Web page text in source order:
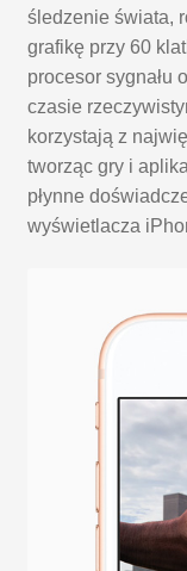
śledzenie świata,
grafikę przy 60
procesor sygnału
czasie
korzystają z
tworząc gry i
płynne
wyświetlacza